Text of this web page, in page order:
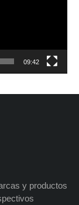
09:42
y productos